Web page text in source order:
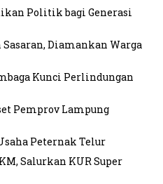
Politik bagi Generasi
Diamankan Warga
Kunci Perlindungan
Pemprov Lampung
Peternak Telur
Salurkan KUR Super